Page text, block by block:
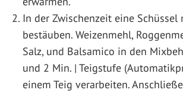
In der Zwischenzeit eine Schüssel
bestäuben. Weizenmehl,
Salz, und Balsamico in den
und 2 Min. | Teigstufe
einem Teig verarbeiten.